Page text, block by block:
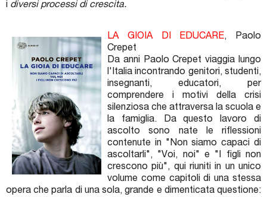
i diversi processi di crescita.
LA GIOIA DI EDUCARE, Paolo
Crepet
Da anni Paolo Crepet viaggia lungo
l'Italia incontrando genitori, studenti,
insegnanti, educatori, per
comprendere i motivi della crisi
silenziosa che attraversa la scuola e
la famiglia. Da questo lavoro di
ascolto sono nate le riflessioni
contenute in "Non siamo capaci di
ascoltarli", "Voi, noi" e "I figli non
crescono più", qui riuniti in un unico
volume come capitoli di una stessa
opera che parla di una sola, grande e dimenticata questione: